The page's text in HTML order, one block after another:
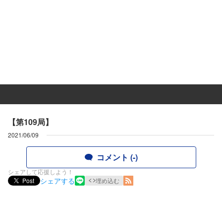
【第109局】
2021/06/09
コメント (-)
シェアして応援しよう！
Post
シェアする 埋め込む